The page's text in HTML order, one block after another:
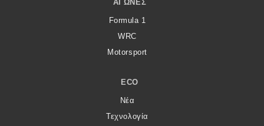
ΑΓΏΝΕΣ
Formula 1
WRC
Motorsport
ECO
Νέα
Τεχνολογία